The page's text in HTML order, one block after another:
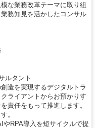
な業務改革テーマに取り組
務知見を活かしたコンサル
ルタント
造を実現するデジタルトラ
ライアントからお預かりす
責任をもって推進します。
。
やRPA導入を短サイクルで提